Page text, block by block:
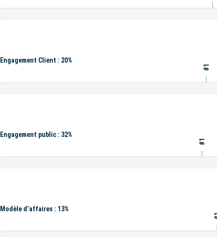
Engagement Client : 20%
#1
Engagement public : 32%
#1
Modèle d’affaires : 13%